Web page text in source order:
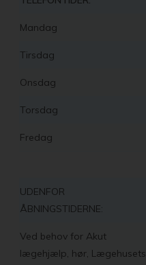
Mandag
Tirsdag
Onsdag
Torsdag
Fredag
UDENFOR
ÅBNINGSTIDERNE:
Ved behov for Akut
lægehjælp, hør, Lægehusets